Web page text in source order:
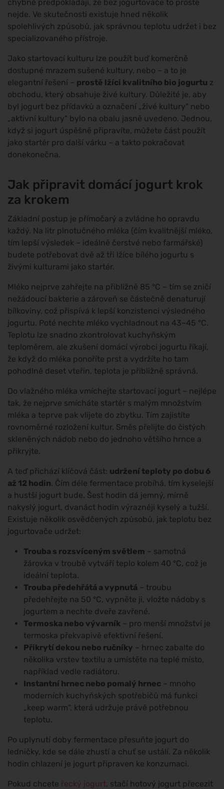
chybně předpokládají, že bez jogurtovače to prostě
nejde. Ve skutečnosti existuje hned několik
spolehlivých způsobů, jak správnou teplotu udržet i bez
specializovaného přístroje.
Jako startovací kulturu lze použít buď komerčně
dostupné mrazem sušené kultury, nebo – a to je
elegantní řešení – prostě lžíci kvalitního bio jogurtu z
obchodu, který obsahuje živé kultury. Důležité je, aby
byl jogurt bez přídavků a označení „živé kultury" nebo
„aktivní kultury" bylo na obalu jasně uvedeno. Jednou,
když si jogurt úspěšně připravíte, můžete část použít
jako startér pro další várku – a takto pokračovat
donekonečna.
Jak připravit domácí jogurt krok
za krokem
Základní postup je přímočarý a zvládne ho opravdu
každý. Na litr plnotučného mléka (čím kvalitnější mléko,
tím lepší výsledek – ideálně čerstvé nebo farmářské)
budete potřebovat dvě až tři lžíce bílého jogurtu s
živými kulturami jako startér.
Mléko nejprve zahřejte na přibližně 85 °C – tím se zničí
nežádoucí bakterie a zároveň se částečně denaturují
bílkoviny, což přispívá k lepší konzistenci výsledného
jogurtu. Poté nechte mléko vychladnout na 43–45 °C.
Teplotu lze snadno zkontrolovat kuchyňským
teploměrem, ale zkušení domácí výrobci jogurtu říkají,
že když do mléka ponoříte prst a vydržíte ho tam
pohodlně deset vteřin, teplota je přibližně správná.
Do vlažného mléka vmíchejte startovací jogurt – nejlépe
tak, že nejprve smícháte startér s malým množstvím
mléka a teprve pak vlijete do zbytku. Tím zajistíte
rovnoměrné rozložení kultur. Směs přelijte do čistých
skleněných nádob nebo do jednoho většího hrnce a
přikryjte.
A teď přichází klíčová část: udržení teploty po dobu 6
až 12 hodin. Čím déle fermentace probíhá, tím kyselejší
a hustší jogurt bude. Šest hodin dá jemný, mírně
nakyslý jogurt, dvanáct hodin výrazněji kyselý a tužší.
Existuje několik osvědčených způsobů, jak teplotu bez
jogurtovače udržet:
Trouba s rozsvíceným světlem – samotná
žárovka v troubě vytváří teplo kolem 40 °C, což je
ideální teplota.
Trouba předehřátá a vypnutá – troubu
předehřejte na 50 °C, vypněte ji, vložte nádoby s
jogurtem a nechte dveře zavřené.
Termoska nebo vývarník – pro menší množství je
termoska překvapivě efektivní řešení.
Přikrytí dekou nebo ručníky – hrnec zabalte do
několika vrstev textilu a umístěte na teplé místo,
například vedle radiátoru.
Instantní hrnec nebo pomalý hrnec – mnoho
moderních kuchyňských spotřebičů má funkci
„keep warm", která udržuje právě potřebnou
teplotu.
Po uplynutí doby fermentace přesuňte jogurt do
ledničky, kde se dále zhustí a chuť se ustálí. Za několik
hodin chlazení je jogurt připraven ke konzumaci.
Pokud chcete řecký jogurt, stačí hotový jogurt přecezit